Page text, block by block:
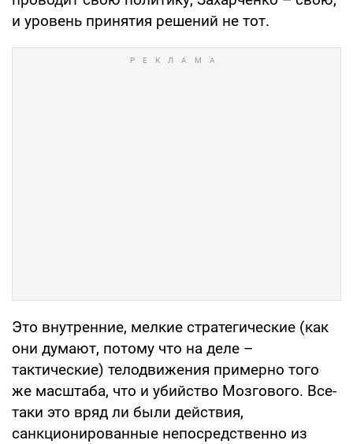
и уровень принятия решений не тот.
Это внутренние, мелкие стратегические (как
они думают, потому что на деле –
тактические) телодвижения примерно того
же масштаба, что и убийство Мозгового. Все-
таки это вряд ли были действия,
санкционированные непосредственно из